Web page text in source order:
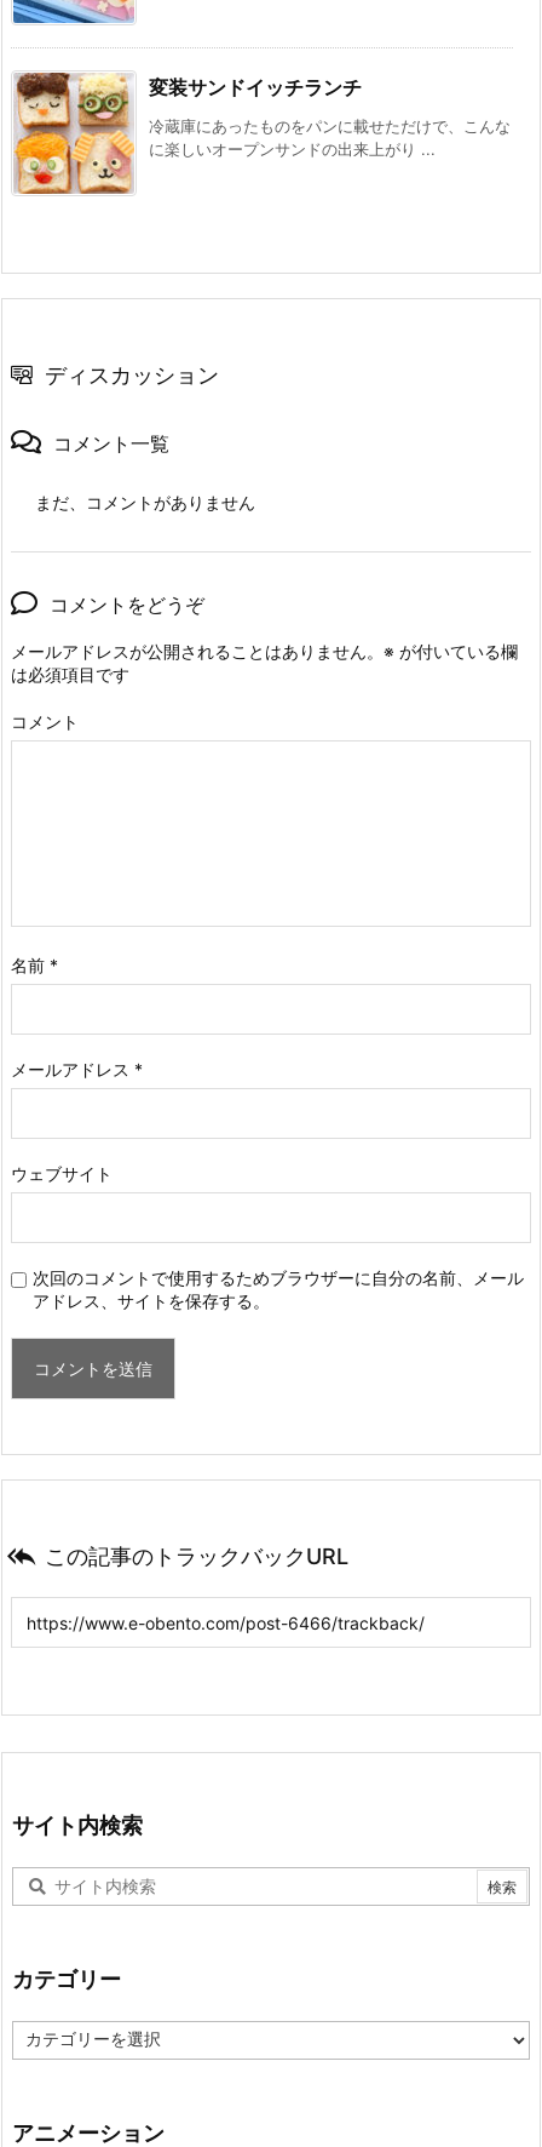
変装サンドイッチランチ
冷蔵庫にあったものをパンに載せただけで、こんな
に楽しいオープンサンドの出来上がり ...
ディスカッション
コメント一覧
まだ、コメントがありません
コメントをどうぞ
メールアドレスが公開されることはありません。 ※ が付いている欄
は必須項目です
コメント
名前 *
メールアドレス *
ウェブサイト
次回のコメントで使用するためブラウザーに自分の名前、メール
アドレス、サイトを保存する。
 この記事のトラックバックURL
サイト内検索
カテゴリー
テ
ー
アニメーション